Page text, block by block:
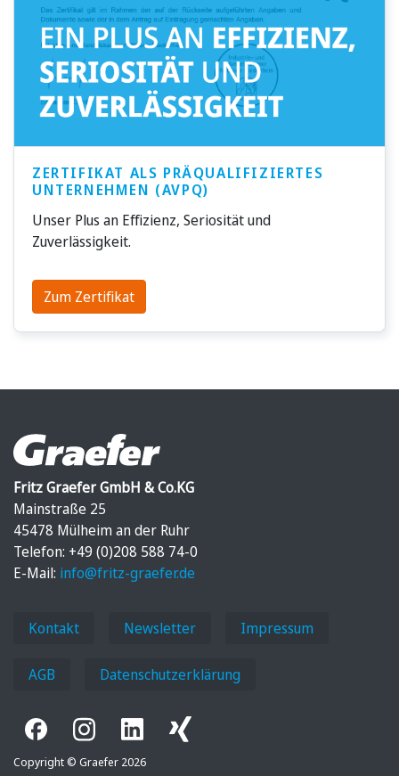
ZERTIFIKAT ALS PRÄQUALIFIZIERTES
UNTERNEHMEN (AVPQ)
Unser Plus an Effizienz, Seriosität und
Zuverlässigkeit.
Zum Zertifikat
Fritz Graefer GmbH & Co.KG
Mainstraße 25
45478 Mülheim an der Ruhr
Telefon: +49 (0)208 588 74-0
E-Mail: info@fritz-graefer.de
Kontakt Newsletter Impressum
AGB Datenschutzerklärung
Copyright © Graefer 2026